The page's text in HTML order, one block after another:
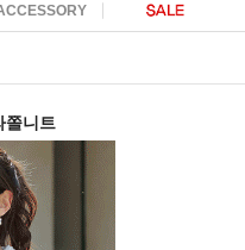
쫄니트